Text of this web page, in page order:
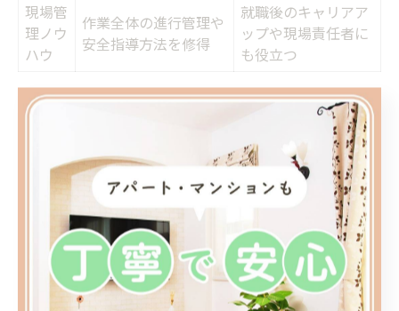
現場管
理ノウ
ハウ
作業全体の進行管理や
安全指導方法を修得
就職後のキャリアア
ップや現場責任者に
も役立つ
神奈川県内には、内装工事技術を体系的に学べる職業訓
練校が多数存在します。これらの訓練校では、基礎的な
工具の使い方から、実践的な内装仕上げ工事、現場管理
ノウハウまで幅広いカリキュラムが用意されています。
未経験者やキャリアチェンジを目指す方にも門戸が開か
れているのが特徴です。
実際の現場で求められる技術を、実習やグループワーク
を通じて体得できるため、即戦力としてのスキルが身に